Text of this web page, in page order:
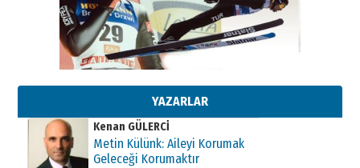
YAZARLAR
Kenan GÜLERCİ
Metin Külünk: Aileyi Korumak
Geleceği Korumaktır
11 Mayıs 2026 Pazartesi
Kenan GÜLERCİ
Metin Külünk: Aileyi Korumak
Geleceği Korumaktır